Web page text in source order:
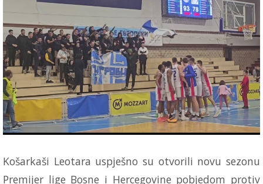
Košarkaši Leotara uspješno su otvorili novu sezonu
Premijer lige Bosne i Hercegovine pobjedom protiv